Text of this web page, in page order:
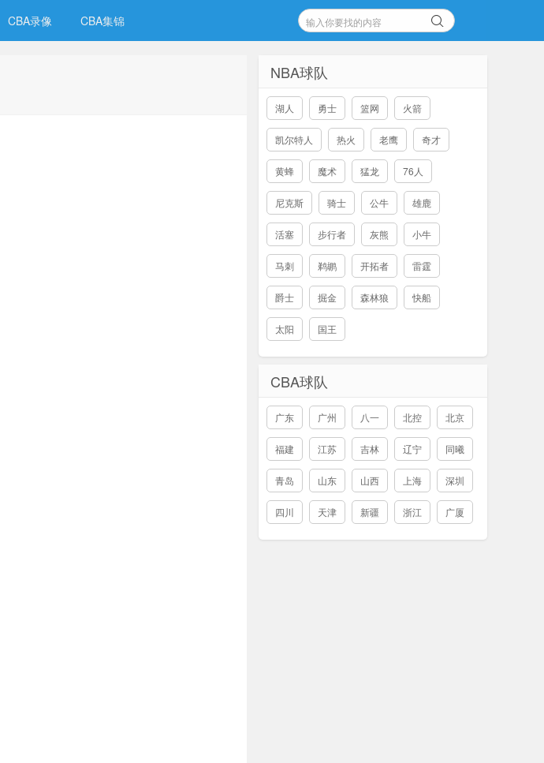
CBA录像 CBA集锦
NBA球队
湖人 勇士 篮网 火箭
凯尔特人 热火 老鹰 奇才
黄蜂 魔术 猛龙 76人
尼克斯 骑士 公牛 雄鹿
活塞 步行者 灰熊 小牛
马刺 鹈鹕 开拓者 雷霆
爵士 掘金 森林狼 快船
太阳 国王
CBA球队
广东 广州 八一 北控 北京
福建 江苏 吉林 辽宁 同曦
青岛 山东 山西 上海 深圳
四川 天津 新疆 浙江 广厦